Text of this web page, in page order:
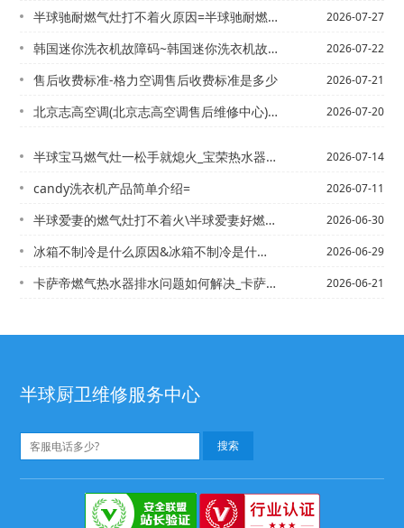
半球驰耐燃气灶打不着火原因=半球驰耐燃气灶点不着火原因 2026-07-27
韩国迷你洗衣机故障码~韩国迷你洗衣机故障码已更新 2026-07-22
售后收费标准-格力空调售后收费标准是多少 2026-07-21
北京志高空调(北京志高空调售后维修中心)/北京中央空调(北京中央空调安装) 2026-07-20
半球宝马燃气灶一松手就熄火_宝荣热水器电话,宝荣大众铁山路店电话 2026-07-14
candy洗衣机产品简单介绍= 2026-07-11
半球爱妻的燃气灶打不着火\半球爱妻好燃气灶打不着火 2026-06-30
冰箱不制冷是什么原因&冰箱不制冷是什么原因？ 小编说明冰箱不制冷原因 2026-06-29
卡萨帝燃气热水器排水问题如何解决_卡萨帝燃气热水器排水问题解决方法|卡萨帝热水器... 2026-06-21
半球厨卫维修服务中心